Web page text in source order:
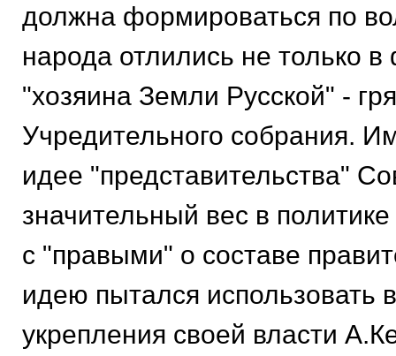
должна формироваться по
народа отлились не только
"хозяина Земли Русской" -
Учредительного собрания.
идее "представительства"
значительный вес в
с "правыми" о составе
идею пытался использовать
укрепления своей власти